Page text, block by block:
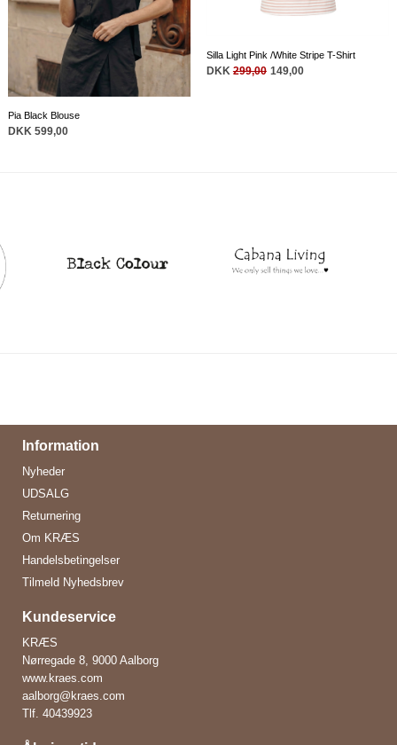
Pia Black Blouse
DKK 599,00
Silla Light Pink /White Stripe T-Shirt
DKK 299,00 149,00
Information
Nyheder
UDSALG
Returnering
Om KRÆS
Handelsbetingelser
Tilmeld Nyhedsbrev
Kundeservice
KRÆS
Nørregade 8, 9000 Aalborg
www.kraes.com
aalborg@kraes.com
Tlf.40439923